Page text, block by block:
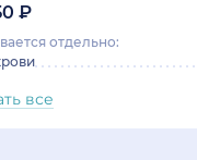
₽
отдельно:
все